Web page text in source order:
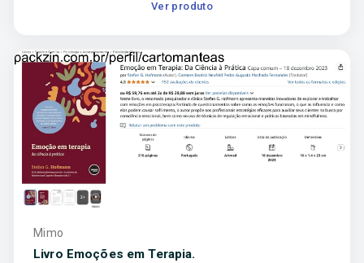
Ver produto
Mimo
Livro Emoções em Terapia.